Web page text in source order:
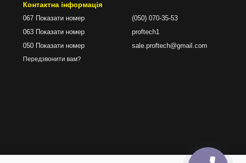
Контактна інформація
067 Показати номер
063 Показати номер
050 Показати номер
Передзвонити вам?
(050) 070-35-53
proftech1
sale.proftech@gmail.com